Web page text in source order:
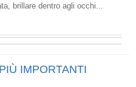
brillare dentro agli occhi...
IMPORTANTI